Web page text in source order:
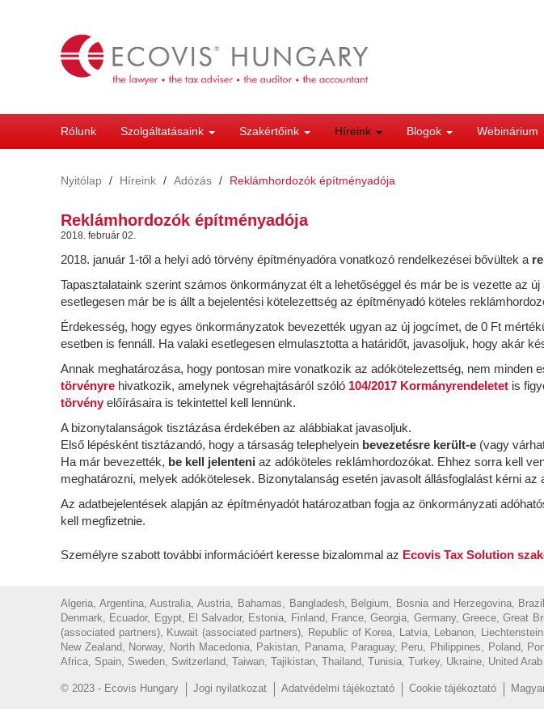
Rólunk Szolgáltatásaink Szakértőink Híreink Blogok Webinárium
Nyitólap
Híreink Adózás Reklámhordozók építményadója
Reklámhordozók építményadója
2018. február 02.
2018. január 1-től a helyi adó törvény építményadóra vonatkozó rendelkezései bővültek a
Tapasztalataink szerint számos önkormányzat élt a lehetőséggel és már be is vezette az
esetlegesen már be is állt a bejelentési kötelezettség az építményadó köteles
Érdekesség, hogy egyes önkormányzatok bevezették ugyan az új jogcímet, de 0 Ft
esetben is fennáll. Ha valaki esetlegesen elmulasztotta a határidőt, javasoljuk, hogy akár
Annak meghatározása, hogy pontosan mire vonatkozik az adókötelezettség, nem minden
törvényre hivatkozik, amelynek végrehajtásáról szóló 104/2017 Kormányrendeletet is
törvény előírásaira is tekintettel kell lennünk.
A bizonytalanságok tisztázása érdekében az alábbiakat javasoljuk.
Első lépésként tisztázandó, hogy a társaság telephelyein bevezetésre került-e (vagy
Ha már bevezették, be kell jelenteni az adóköteles reklámhordozókat. Ehhez sorra kell
meghatározni, melyek adókötelesek. Bizonytalanság esetén javasolt állásfoglalást kérni az
Az adatbejelentések alapján az építményadót határozatban fogja az önkormányzati
kell megfizetnie.
Személyre szabott további információért keresse bizalommal az Ecovis Tax Solution
Algeria, Argentina, Australia, Austria, Bahamas, Bangladesh, Belgium, Bosnia and Herzegovina,
Denmark, Ecuador, Egypt, El Salvador, Estonia, Finland, France, Georgia, Germany, Greece, Great
(associated partners), Kuwait (associated partners), Republic of Korea, Latvia, Lebanon,
New Zealand, Norway, North Macedonia, Pakistan, Panama, Paraguay, Peru, Philippines, Poland,
Africa, Spain, Sweden, Switzerland, Taiwan, Tajikistan, Thailand, Tunisia, Turkey, Ukraine, United
© 2023 - Ecovis Hungary Jogi nyilatkozat Adatvédelmi tájékoztató Cookie tájékoztató